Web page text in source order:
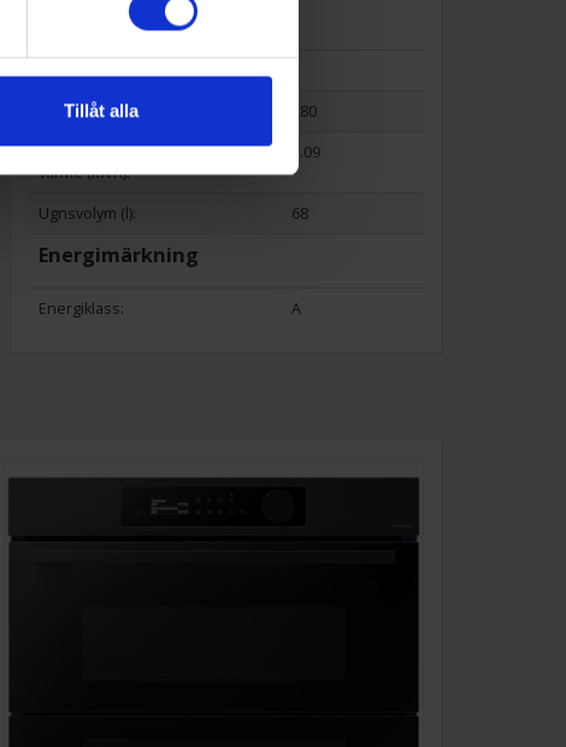
Tillåt alla
Teknisk data
Max temperatur (°C):
280
Energiförbrukning konventionell
värme (kWh):
1.09
Ugnsvolym (l): 68
Energimärkning
Energiklass: A